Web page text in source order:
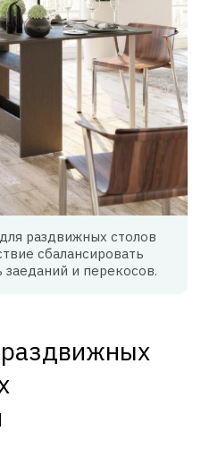
раздвижных столов
сбалансировать
и перекосов.